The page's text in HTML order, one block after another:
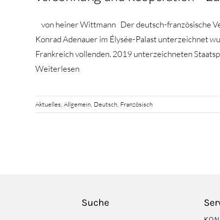
von heiner Wittmann Der deutsch-französische
Konrad Adenauer im Élysée-Palast unterzeichnet
Frankreich vollenden. 2019 unterzeichneten
Weiterlesen
Aktuelles Allgemein Deutsch Französisch
Suche